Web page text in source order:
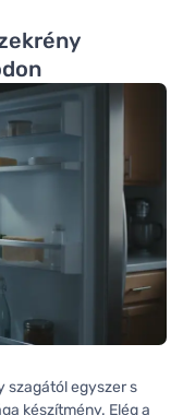
szagától egyszer s
készítmény. Elég a